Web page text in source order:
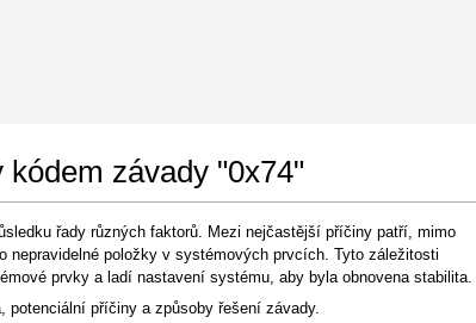
závady "0x74"
řady různých faktorů. Mezi nejčastější příčiny patří, mimo
nepravidelné položky v systémových prvcích. Tyto záležitosti
prvky a ladí nastavení systému, aby byla obnovena stabilita.
potenciální příčiny a způsoby řešení závady.
Chrome